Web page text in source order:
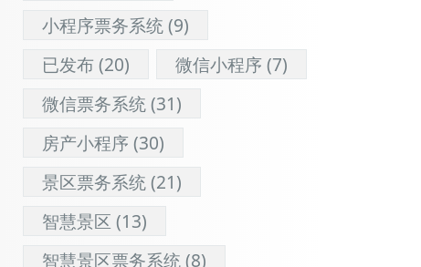
小程序票务系统(9)
已发布(20) 微信小程序(7)
微信票务系统(31)
房产小程序(30)
景区票务系统(21)
智慧景区 (13)
智慧景区票务系统(8)